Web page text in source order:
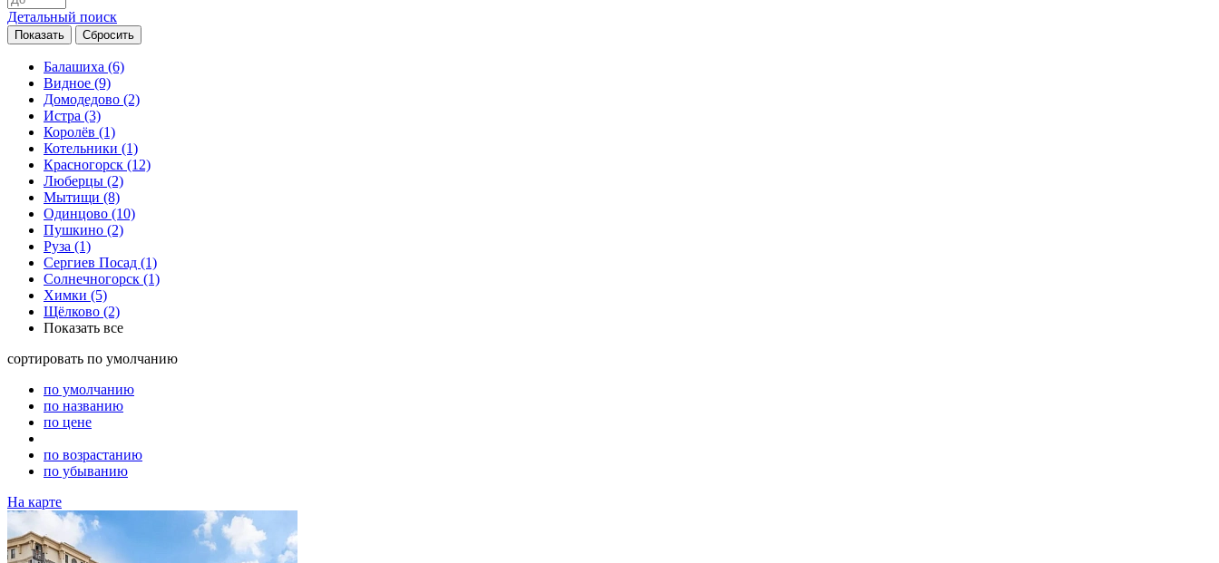
Детальный поиск
Балашиха (6)
Видное (9)
Домодедово (2)
Истра (3)
Королёв (1)
Котельники (1)
Красногорск (12)
Люберцы (2)
Мытищи (8)
Одинцово (10)
Пушкино (2)
Руза (1)
Сергиев Посад (1)
Солнечногорск (1)
Химки (5)
Щёлково (2)
Показать все
сортировать по умолчанию
по умолчанию
по названию
по цене
по возрастанию
по убыванию
На карте